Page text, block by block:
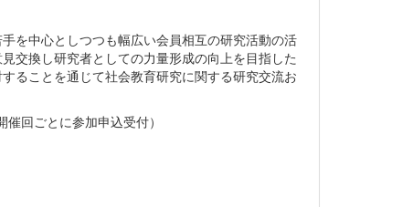
を中心としつつも幅広い会員相互の研究活動の活
交換し研究者としての力量形成の向上を目指した
ることを通じて社会教育研究に関する研究交流お
回ごとに参加申込受付）